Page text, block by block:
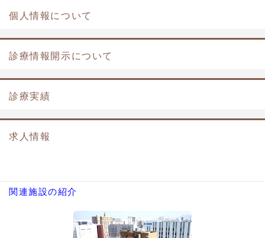
個人情報について
診療情報開示について
診療実績
求人情報
関連施設の紹介